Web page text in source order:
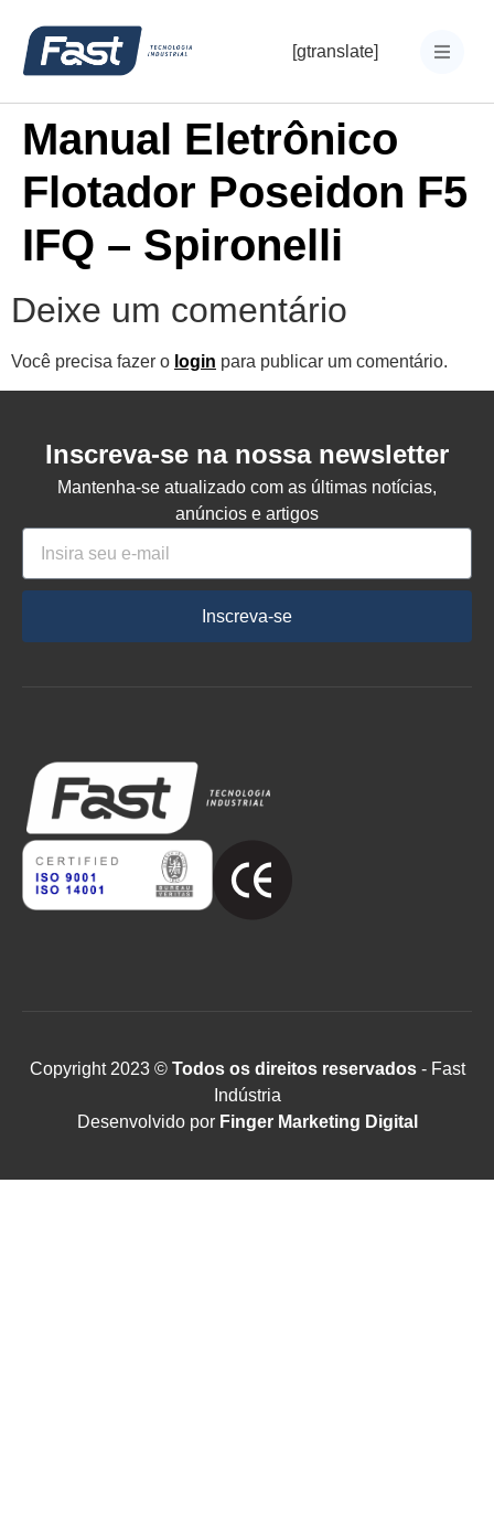
[gtranslate]
Manual Eletrônico
Flotador Poseidon F5
IFQ – Spironelli
Deixe um comentário
Você precisa fazer o login para publicar um comentário.
Inscreva-se na nossa newsletter
Mantenha-se atualizado com as últimas notícias,
anúncios e artigos
Inscreva-se
Copyright 2023 ©Todos os direitos reservados- Fast
Indústria
Desenvolvido por Finger Marketing Digital